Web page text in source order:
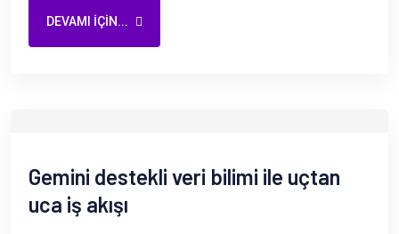
DEVAMI IÇIN...
Gemini destekli veri bilimi ile uçtan
uca iş akışı